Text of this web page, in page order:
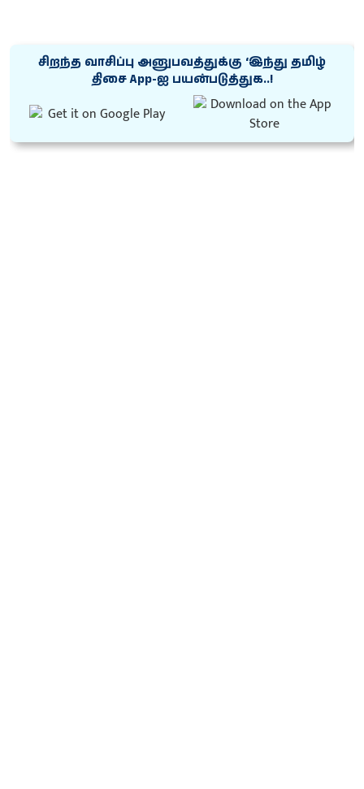
சிறந்த வாசிப்பு அனுபவத்துக்கு ‘இந்து தமிழ்
திசை App-ஐ பயன்படுத்துக..!